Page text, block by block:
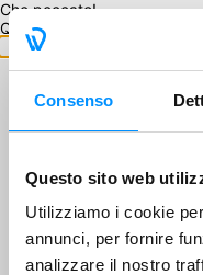
Consenso
Questo sito web
Utilizziamo i cookie
annunci, per fornire
analizzare il nostro
Che peccato!
Questo GA non è disponibile.